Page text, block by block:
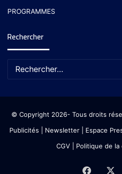
PROGRAMMES
Rechercher
© Copyright 2026- Tous droits
Publicités
Newsletter| Espace
CGV| Politique de